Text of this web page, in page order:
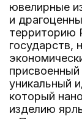
ювелирные
и
территорию
государств,
уникальный
который
изделию